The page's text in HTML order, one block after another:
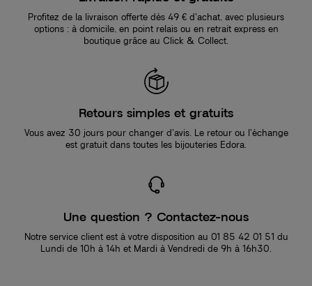
Profitez de la livraison offerte dès 49 € d’achat, avec plusieurs
options : à domicile, en point relais ou en retrait express en
boutique grâce au Click & Collect.
Retours simples et gratuits
Vous avez 30 jours pour changer d’avis. Le retour ou l’échange
est gratuit dans toutes les bijouteries Edora.
Une question ? Contactez-nous
Notre service client est à votre disposition au 01 85 42 01 51 du
Lundi de 10h à 14h et Mardi à Vendredi de 9h à 16h30.